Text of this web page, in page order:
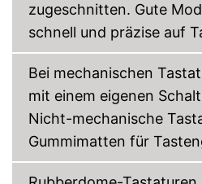
zugeschnitten. Gute
schnell und präzise auf
Bei mechanischen
mit einem eigenen
Nicht-mechanische
Gummimatten für